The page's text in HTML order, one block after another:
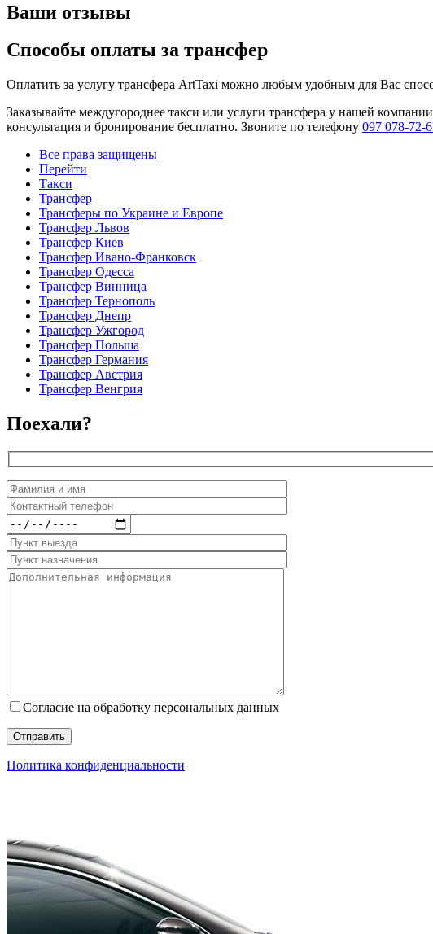
Ваши отзывы
Способы оплаты за трансфер
Оплатить за услугу трансфера ArtTaxi можно любым удобным для Вас
Заказывайте междугороднее такси или услуги трансфера у нашей
консультация и бронирование бесплатно. Звоните по телефону 097 078-72-
Все права защищены
Перейти
Такси
Трансфер
Трансферы по Украине и Европе
Трансфер Львов
Трансфер Киев
Трансфер Ивано-Франковск
Трансфер Одесса
Трансфер Винница
Трансфер Тернополь
Трансфер Днепр
Трансфер Ужгород
Трансфер Польша
Трансфер Германия
Трансфер Австрия
Трансфер Венгрия
Поехали?
Согласие на обработку персональных данных
Политика конфиденциальности